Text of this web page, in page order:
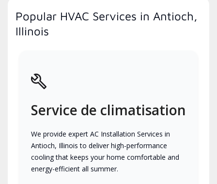
Popular HVAC Services in Antioch,
Illinois
Service de climatisation
We provide expert AC Installation Services in
Antioch, Illinois to deliver high-performance
cooling that keeps your home comfortable and
energy-efficient all summer.